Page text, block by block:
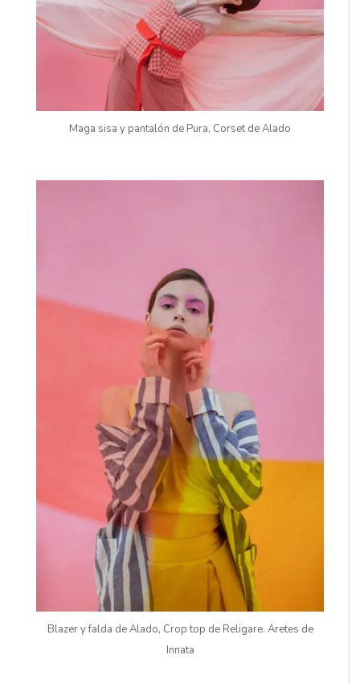
Maga sisa y pantalón de Pura, Corset de Alado
Blazer y falda de Alado, Crop top de Religare. Aretes de
Innata